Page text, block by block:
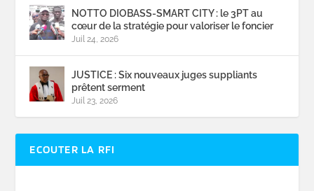
NOTTO DIOBASS-SMART CITY : le 3PT au
cœur de la stratégie pour valoriser le foncier
Juil 24, 2026
JUSTICE : Six nouveaux juges suppliants
prêtent serment
Juil 23, 2026
ECOUTER LA RFI